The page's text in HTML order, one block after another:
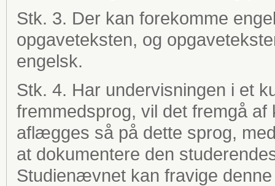
Stk. 3. Der kan forekomme
opgaveteksten, og
engelsk.
Stk. 4. Har undervisningen i et
fremmedsprog, vil det fremgå
aflægges så på dette sprog,
at dokumentere den
Studienævnet kan fravige